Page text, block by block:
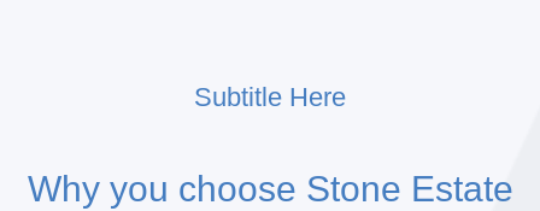
Subtitle Here
Why you choose Stone Estate